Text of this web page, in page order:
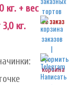
на заказ
корзина
кг. + вес
кг.